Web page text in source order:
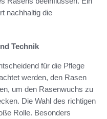
nachhaltig die
Technik
für die Pflege
werden, den Rasen
um den Rasenwuchs zu
Die Wahl des richtigen
Rolle. Besonders